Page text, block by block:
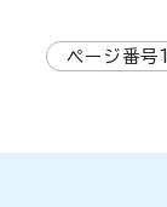
ページ番号